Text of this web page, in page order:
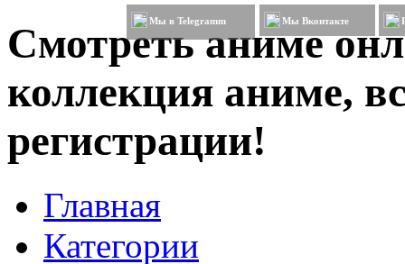
Смотреть аниме
коллекция аниме,
регистрации!
Мы в Telegramm Мы Вконтакте
Главная
Категории